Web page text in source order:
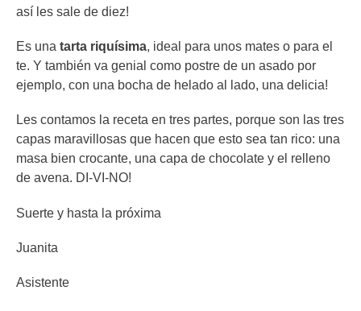
así les sale de diez!
Es una tarta riquísima, ideal para unos mates o para el
te. Y también va genial como postre de un asado por
ejemplo, con una bocha de helado al lado, una delicia!
Les contamos la receta en tres partes, porque son las tres
capas maravillosas que hacen que esto sea tan rico: una
masa bien crocante, una capa de chocolate y el relleno
de avena. DI-VI-NO!
Suerte y hasta la próxima
Juanita
Asistente